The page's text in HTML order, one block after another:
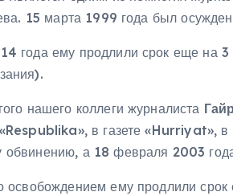
15 марта 1999 года был
года ему продлили срок еще на
нашего коллеги журналиста
в газете «Hurriyat»,
обвинению, а 18 февраля 2003
освобождением ему продлили